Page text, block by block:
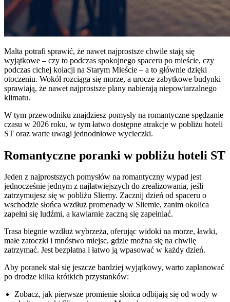
Malta potrafi sprawić, że nawet najprostsze chwile stają się
wyjątkowe – czy to podczas spokojnego spaceru po mieście, czy
podczas cichej kolacji na Starym Mieście – a to głównie dzięki
otoczeniu. Wokół rozciąga się morze, a urocze zabytkowe budynki
sprawiają, że nawet najprostsze plany nabierają niepowtarzalnego
klimatu.
W tym przewodniku znajdziesz pomysły na romantyczne spędzanie
czasu w 2026 roku, w tym łatwo dostępne atrakcje w pobliżu hoteli
ST oraz warte uwagi jednodniowe wycieczki.
Romantyczne poranki w pobliżu hoteli ST
Jeden z najprostszych pomysłów na romantyczny wypad jest
jednocześnie jednym z najłatwiejszych do zrealizowania, jeśli
zatrzymujesz się w pobliżu Sliemy. Zacznij dzień od spaceru o
wschodzie słońca wzdłuż promenady w Sliemie, zanim okolica
zapełni się ludźmi, a kawiarnie zaczną się zapełniać.
Trasa biegnie wzdłuż wybrzeża, oferując widoki na morze, ławki,
małe zatoczki i mnóstwo miejsc, gdzie można się na chwilę
zatrzymać. Jest bezpłatna i łatwo ją wpasować w każdy dzień.
Aby poranek stał się jeszcze bardziej wyjątkowy, warto zaplanować
po drodze kilka krótkich przystanków:
Zobacz, jak pierwsze promienie słońca odbijają się od wody w